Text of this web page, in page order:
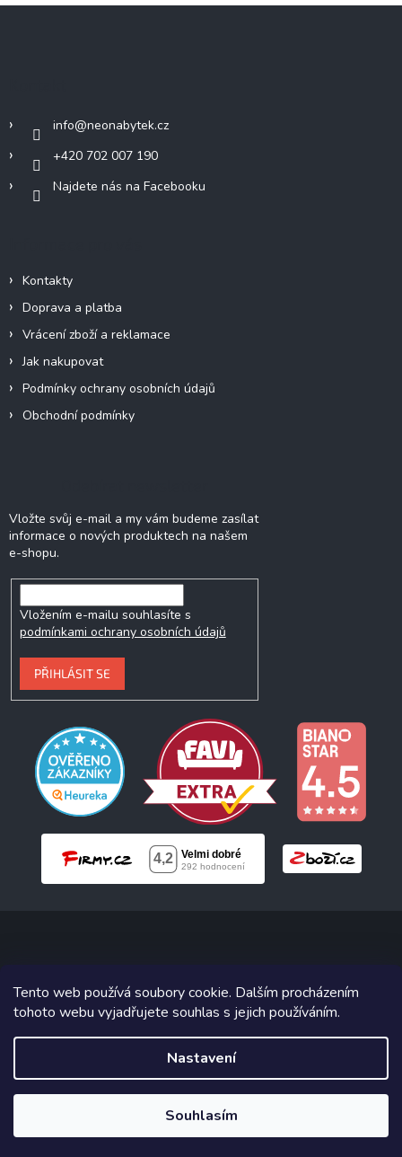
Tento web používá soubory cookie. Dalším procházením
tohoto webu vyjadřujete souhlas s jejich používáním.
Nastavení
Souhlasím
info@neonabytek.cz
+420 702 007 190
Najdete nás na Facebooku
Kontakty
Doprava a platba
Vrácení zboží a reklamace
Jak nakupovat
Podmínky ochrany osobních údajů
Obchodní podmínky
Vložte svůj e-mail a my vám budeme zasílat
informace o nových produktech na našem
e-shopu.
Vložením e-mailu souhlasíte s
podmínkami ochrany osobních údajů
PŘIHLÁSIT SE
Copyright 2026 Neonabytek.cz
. Všechna práva vyhrazena.
Grafický návrh vytvořil a na Shoptet implementoval Tomáš Hlad
Shoptetak.cz.